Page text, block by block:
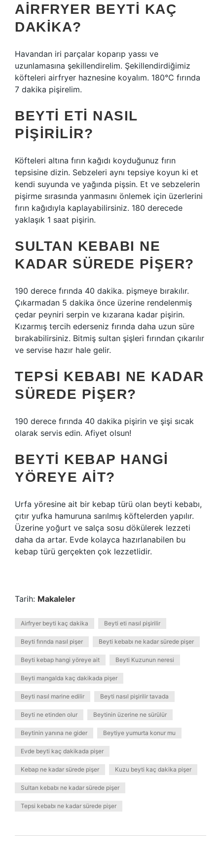
AIRFRYER BEYTI KAÇ
DAKIKA?
Havandan iri parçalar koparıp yassı ve
uzunlamasına şekillendirelim. Şekillendirdiğimiz
köfteleri airfryer haznesine koyalım. 180°C fırında
7 dakika pişirelim.
BEYTI ETI NASIL
PIŞIRILIR?
Köfteleri altına fırın kağıdı koyduğunuz fırın
tepsisine dizin. Sebzeleri aynı tepsiye koyun ki et
kendi suyunda ve yağında pişsin. Et ve sebzelerin
pişirme sırasında yanmasını önlemek için üzerlerini
fırın kağıdıyla kaplayabilirsiniz. 180 derecede
yaklaşık 1 saat pişirin.
SULTAN KEBABI NE
KADAR SÜREDE PIŞER?
190 derece fırında 40 dakika. pişmeye bırakılır.
Çıkarmadan 5 dakika önce üzerine rendelenmiş
çedar peyniri serpin ve kızarana kadar pişirin.
Kızarmış tercih ederseniz fırında daha uzun süre
bırakabilirsiniz. Bitmiş sultan şişleri fırından çıkarılır
ve servise hazır hale gelir.
TEPSI KEBABI NE KADAR
SÜREDE PIŞER?
190 derece fırında 40 dakika pişirin ve şişi sıcak
olarak servis edin. Afiyet olsun!
BEYTI KEBAP HANGI
YÖREYE AIT?
Urfa yöresine ait bir kebap türü olan beyti kebabı,
çıtır yufka hamuruna sarılmış köftelerden yapılır.
Üzerine yoğurt ve salça sosu dökülerek lezzeti
daha da artar. Evde kolayca hazırlanabilen bu
kebap türü gerçekten çok lezzetlidir.
Tarih: Makaleler
Airfryer beyti kaç dakika Beyti eti nasıl pişirilir
Beyti fırında nasıl pişer Beyti kebabı ne kadar sürede pişer
Beyti kebap hangi yöreye ait Beyti Kuzunun neresi
Beyti mangalda kaç dakikada pişer
Beyti nasıl marine edilir Beyti nasıl pişirilir tavada
Beyti ne etinden olur Beytinin üzerine ne sürülür
Beytinin yanına ne gider Beytiye yumurta konur mu
Evde beyti kaç dakikada pişer
Kebap ne kadar sürede pişer Kuzu beyti kaç dakika pişer
Sultan kebabı ne kadar sürede pişer
Tepsi kebabı ne kadar sürede pişer